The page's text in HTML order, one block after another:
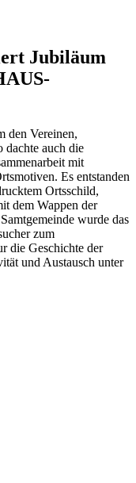
Jubiläum
den Vereinen,
dachte auch die
mit
Es entstanden
Ortsschild,
dem Wappen der
wurde das
zum
die Geschichte der
und Austausch unter